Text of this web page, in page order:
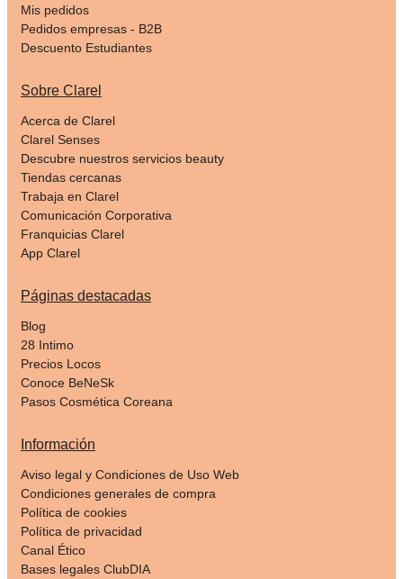
Mis pedidos
Pedidos empresas - B2B
Descuento Estudiantes
Sobre Clarel
Acerca de Clarel
Clarel Senses
Descubre nuestros servicios beauty
Tiendas cercanas
Trabaja en Clarel
Comunicación Corporativa
Franquicias Clarel
App Clarel
Páginas destacadas
Blog
28 Intimo
Precios Locos
Conoce BeNeSk
Pasos Cosmética Coreana
Información
Aviso legal y Condiciones de Uso Web
Condiciones generales de compra
Política de cookies
Política de privacidad
Canal Ético
Bases legales ClubDIA